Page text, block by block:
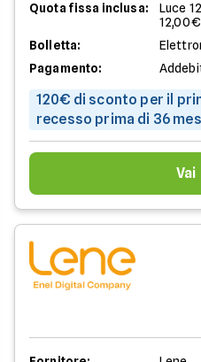
Quota fissa inclusa:
Luce
Bolletta:
Pagamento:
120€ di sconto per il
recesso prima di 36
Vai